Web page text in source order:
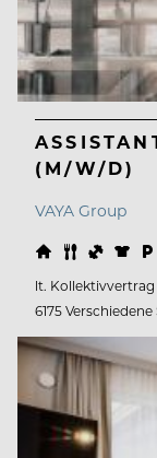
(M/W/D)
VAYA Group
lt. Kollektivvertrag
6175